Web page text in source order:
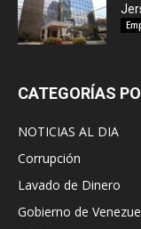
CATEGORÍAS
NOTICIAS AL DIA
Corrupción
Lavado de Dinero
Gobierno de